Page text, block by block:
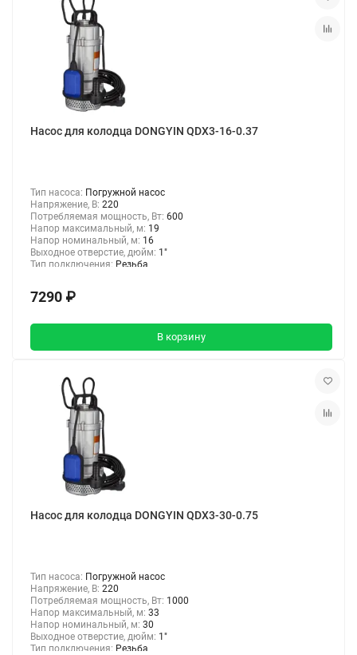
Насос для колодца DONGYIN QDX3-16-0.37
Тип насоса: Погружной насос
Напряжение, В: 220
Потребляемая мощность, Вт: 600
Напор максимальный, м: 19
Напор номинальный, м: 16
Выходное отверстие, дюйм: 1"
Тип подключения: Резьба
7290 ₽
В корзину
Насос для колодца DONGYIN QDX3-30-0.75
Тип насоса: Погружной насос
Напряжение, В: 220
Потребляемая мощность, Вт: 1000
Напор максимальный, м: 33
Напор номинальный, м: 30
Выходное отверстие, дюйм: 1"
Тип подключения: Резьба